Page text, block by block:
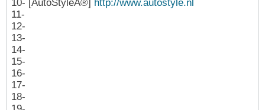
10- [AutoStyleÂ®] http://www.autostyle.nl
11-
12-
13-
14-
15-
16-
17-
18-